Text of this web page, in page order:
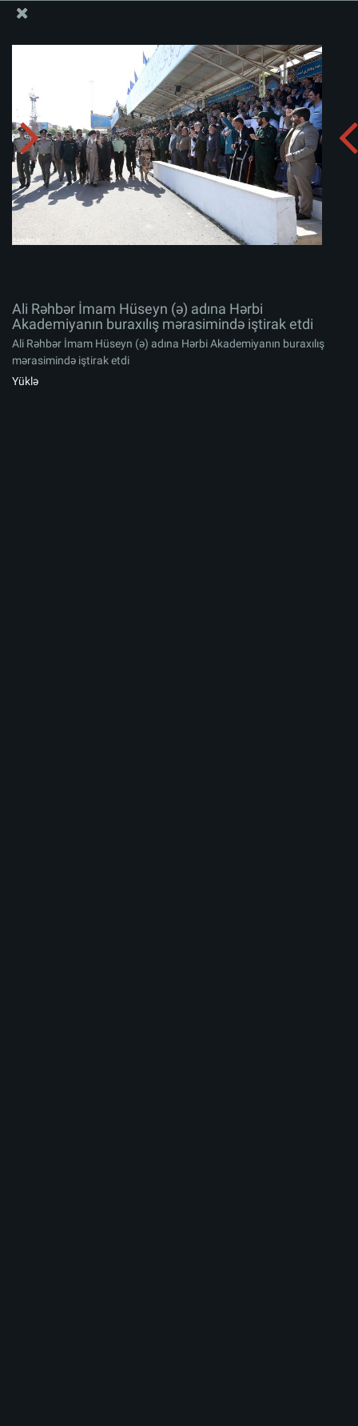
Ali Rəhbər İmam Hüseyn (ə) adına Hərbi Akademiyanın
buraxılış mərasimində iştirak etdi
Albomu yüklə:
Ali Rəhbər İmam Hüseyn (ə) adına Hərbi
Akademiyanın buraxılış mərasimində iştirak etdi
Ali Rəhbər İmam Hüseyn (ə) adına Hərbi Akademiyanın buraxılış
mərasimində iştirak etdi
Yüklə